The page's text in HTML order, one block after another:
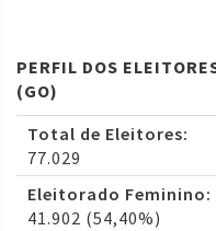
PERFIL DOS
(GO)
Total de Eleitores:
77.029
Eleitorado Feminino:
41.902 (54,40%)